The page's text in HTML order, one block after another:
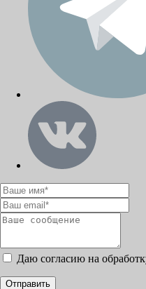
Даю согласию на
Отправить